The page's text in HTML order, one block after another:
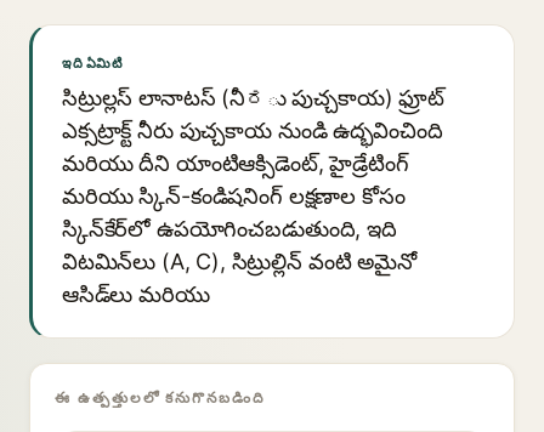
ఇది ఏమిటి
సిట్రుల్లస్ లానాటస్ (నీರు పుచ్చకాయ) ఫ్రూట్
ఎక్సట్రాక్ట్ నీరు పుచ్చకాయ నుండి ఉద్భవించింది
మరియు దీని యాంటిఆక్సిడెంట్, హైడ్రేటింగ్
మరియు స్కిన్-కండిషనింగ్ లక్షణాల కోసం
స్కిన్‌కేర్‌లో ఉపయోగించబడుతుంది, ఇది
విటమిన్‌లు (A, C), సిట్రుల్లిన్ వంటి అమైనో
ఆసిడ్‌లు మరియు
ఈ ఉత్పత్తులలో కనుగొనబడింది